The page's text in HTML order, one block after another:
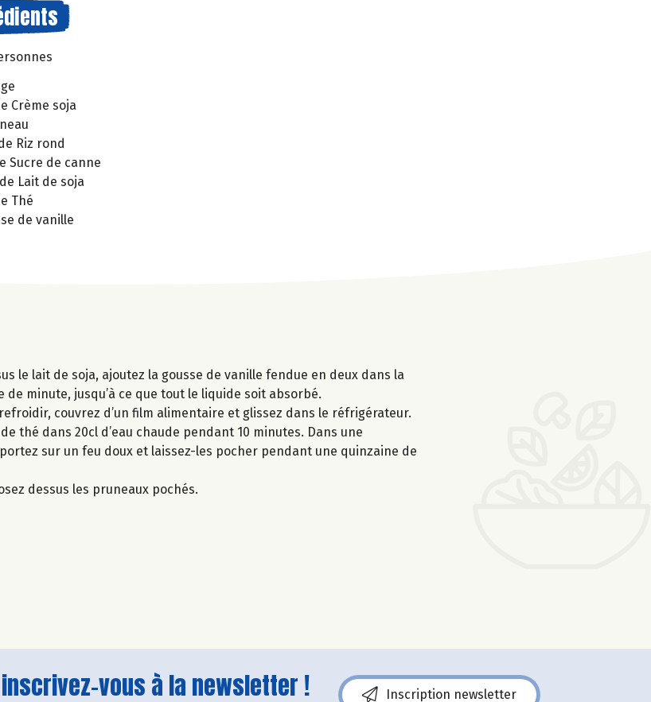
Crème soja
Riz rond
Sucre de canne
Lait de soja
Thé
de vanille
le lait de soja, ajoutez la gousse de vanille fendue en deux dans la
minute, jusqu’à ce que tout le liquide soit absorbé.
couvrez d’un film alimentaire et glissez dans le réfrigérateur.
thé dans 20cl d’eau chaude pendant 10 minutes. Dans une
sur un feu doux et laissez-les pocher pendant une quinzaine de
dessus les pruneaux pochés.
vous à la newsletter ! Inscription newsletter